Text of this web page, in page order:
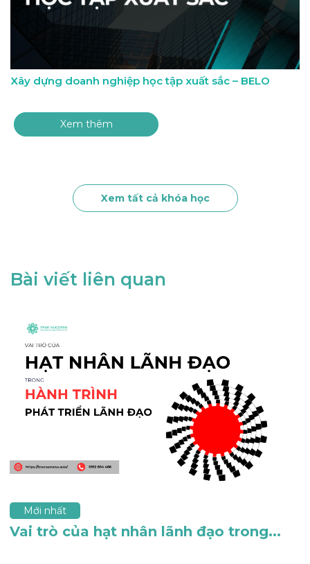
Xây dựng doanh nghiệp học tập xuất sắc – BELO
Xem thêm
Xem tất cả khóa học
Bài viết liên quan
Mới nhất
Vai trò của hạt nhân lãnh đạo trong...